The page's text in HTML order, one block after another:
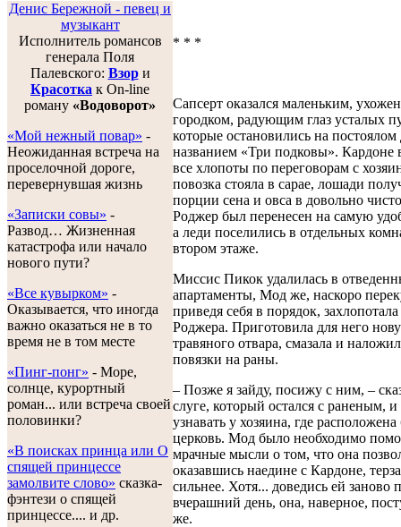
Денис Бережной - певец и
музыкант
Исполнитель романсов
генерала Поля
Палевского: Взори
Красотка к On-line
роману «Водоворот»
«Мой нежный повар» -
Неожиданная встреча на
проселочной дороге,
перевернувшая жизнь
«Записки совы» -
Развод… Жизненная
катастрофа или начало
нового пути?
«Все кувырком» -
Оказывается, что иногда
важно оказаться не в то
время не в том месте
«Пинг-понг» - Море,
солнце, курортный
роман... или встреча своей
половинки?
«В поисках принца или О
спящей принцессе
замолвите слово» сказка-
фэнтези о спящей
принцессе.... и др.
* * *
Сапсерт оказался маленьким,
городком, радующим глаз усталых
которые остановились на постоялом
названием «Три подковы». Кардоне
все хлопоты по переговорам с
повозка стояла в сарае, лошади
порции сена и овса в довольно
Роджер был перенесен на самую
а леди поселились в отдельных
втором этаже.
Миссис Пикок удалилась в
апартаменты, Мод же, наскоро
приведя себя в порядок,
Роджера. Приготовила для него
травяного отвара, смазала и
повязки на раны.
– Позже я зайду, посижу с ним, –
слуге, который остался с раненым,
узнавать у хозяина, где
церковь. Мод было необходимо
мрачные мысли о том, что она
оказавшись наедине с Кардоне,
сильнее. Хотя... доведись ей заново
вчерашний день, она, наверное,
же.